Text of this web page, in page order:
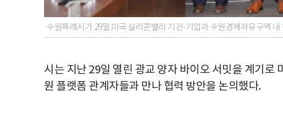
수원특례시가 29일 미국 실리콘밸리 기관·기업과 수원경제자유구역
시는 지난 29일 열린 광교 양자 바이오 서밋을 계기로
원 플랫폼 관계자들과 만나 협력 방안을 논의했다.